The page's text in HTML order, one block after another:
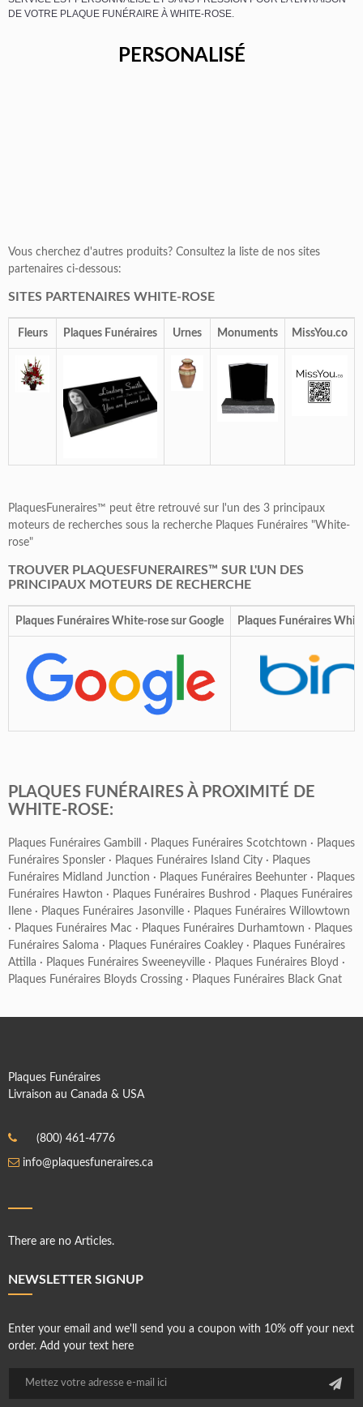
DE VOTRE PLAQUE FUNÉRAIRE À WHITE-ROSE.
PERSONALISÉ
Vous cherchez d'autres produits? Consultez la liste de nos sites
partenaires ci-dessous:
SITES PARTENAIRES WHITE-ROSE
Fleurs Plaques Funéraires Urnes Monuments MissYou.co
PlaquesFuneraires™ peut être retrouvé sur l'un des 3 principaux
moteurs de recherches sous la recherche Plaques Funéraires "White-
rose"
TROUVER PLAQUESFUNERAIRES™ SUR L'UN DES
PRINCIPAUX MOTEURS DE RECHERCHE
Plaques Funéraires White-rose sur Google Plaques Funéraires
PLAQUES FUNÉRAIRES À PROXIMITÉ DE
WHITE-ROSE:
Plaques Funéraires Gambill · Plaques Funéraires Scotchtown · Plaques
Funéraires Sponsler · Plaques Funéraires Island City · Plaques
Funéraires Midland Junction · Plaques Funéraires Beehunter · Plaques
Funéraires Hawton · Plaques Funéraires Bushrod · Plaques Funéraires
Ilene · Plaques Funéraires Jasonville · Plaques Funéraires Willowtown
· Plaques Funéraires Mac · Plaques Funéraires Durhamtown · Plaques
Funéraires Saloma · Plaques Funéraires Coakley · Plaques Funéraires
Attilla · Plaques Funéraires Sweeneyville · Plaques Funéraires Bloyd ·
Plaques Funéraires Bloyds Crossing · Plaques Funéraires Black Gnat
Plaques Funéraires
Livraison au Canada & USA
(800) 461-4776
info@plaquesfuneraires.ca
There are no Articles.
NEWSLETTER SIGNUP
Enter your email and we'll send you a coupon with 10% off your next
order. Add your text here